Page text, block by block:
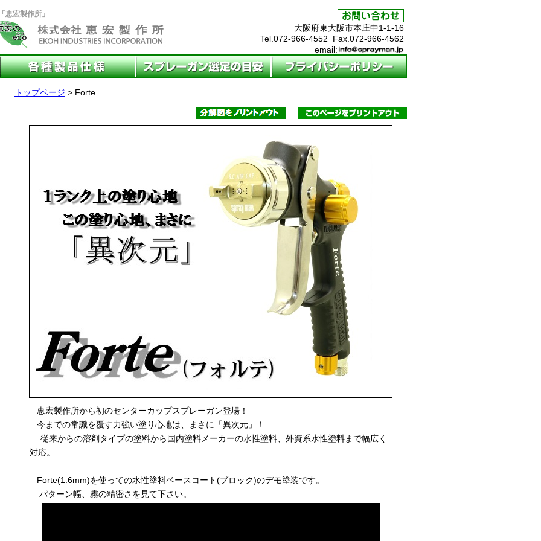
宏製作所」
大阪府東大阪市本庄中1-1-16
Tel.072-966-4552 Fax.072-966-4562
email:
トップページ > Forte
恵宏製作所から初のセンターカップスプレーガン登場！
今までの常識を覆す力強い塗り心地は、まさに「異次元」！
従来からの溶剤タイプの塗料から国内塗料メーカーの水性塗料、外資系水性塗料まで幅広く
対応。
Forte(1.6mm)を使っての水性塗料ベースコート(ブロック)のデモ塗装です。
パターン幅、霧の精密さを見て下さい。